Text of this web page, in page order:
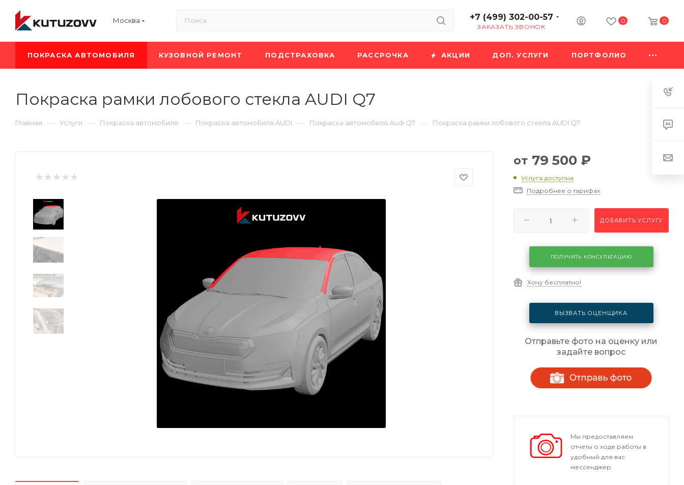
Москва +7 (499) 302-00-57
ЗАКАЗАТЬ ЗВОНОК
0 0
ПОКРАСКА АВТОМОБИЛЯ КУЗОВНОЙ РЕМОНТ ПОДСТРАХОВКА РАССРОЧКА АКЦИИ ДОП. УСЛУГИ ПОРТФОЛИО
Покраска рамки лобового стекла AUDI Q7
Главная — Услуги — Покраска автомобиля — Покраска автомобиля AUDI — Покраска автомобиля Audi Q7 — Покраска рамки лобового стекла AUDI Q7
от 79 500 ₽
Услуга доступна
Подробнее о тарифах
ДОБАВИТЬ УСЛУГУ
ПОЛУЧИТЬ КОНСУЛЬТАЦИЮ
Хочу бесплатно!
ВЫЗВАТЬ ОЦЕНЩИКА
Отправьте фото на оценку или
задайте вопрос
Мы предоставляем
отчеты о ходе работы в
удобный для вас
мессенджер.